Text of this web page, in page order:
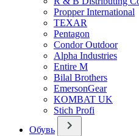
Propper International
TEXAR
Pentagon
Condor Outdoor
Alpha Industries
Entire M
Bilal Brothers
EmersonGear
KOMBAT UK
Stich Profi
Обувь